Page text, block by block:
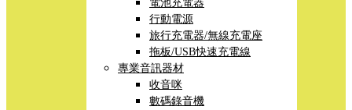
電池充電器
行動電源
旅行充電器/無線充電座
拖板/USB快速充電線
專業音訊器材
收音咪
數碼錄音機